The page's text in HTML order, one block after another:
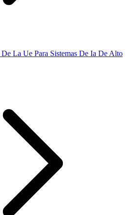
La Ue Para Sistemas De Ia De Alto